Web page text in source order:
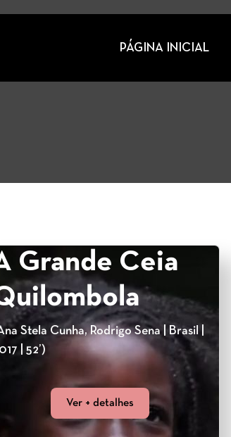
PÁGINA INICIAL
Grande Ceia
Stela Cunha, Rodrigo Sena | Brasil |
| 52’)
Ver + detalhes